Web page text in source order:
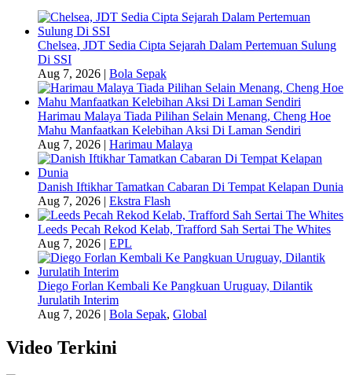
Chelsea, JDT Sedia Cipta Sejarah Dalam Pertemuan Sulung
Di SSI
Aug 7, 2026
Bola Sepak
Harimau Malaya Tiada Pilihan Selain Menang, Cheng Hoe
Mahu Manfaatkan Kelebihan Aksi Di Laman Sendiri
Aug 7, 2026
Harimau Malaya
Danish Iftikhar Tamatkan Cabaran Di Tempat Kelapan Dunia
Aug 7, 2026
Ekstra Flash
Leeds Pecah Rekod Kelab, Trafford Sah Sertai The Whites
Aug 7, 2026
EPL
Diego Forlan Kembali Ke Pangkuan Uruguay, Dilantik
Jurulatih Interim
Aug 7, 2026
Bola Sepak, Global
Video Terkini